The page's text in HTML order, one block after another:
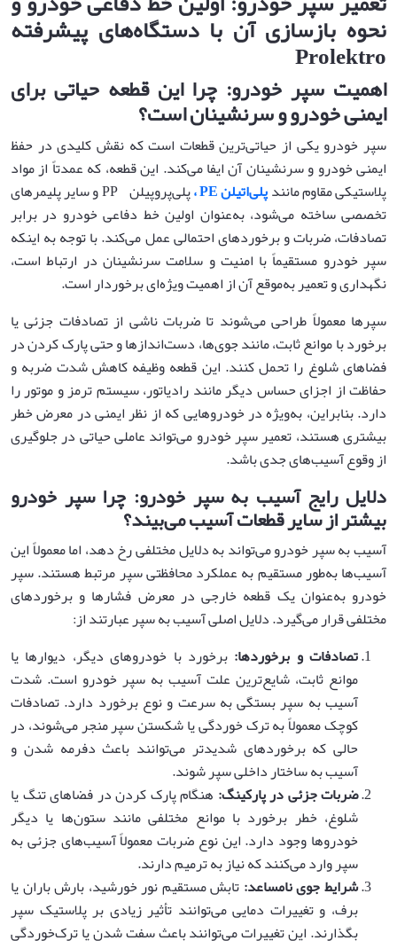
نحوه بازسازی آن با دستگاه‌های پیشرفته
Prolektro
اهمیت سپر خودرو: چرا این قطعه حیاتی برای
ایمنی خودرو و سرنشینان است؟
سپر خودرو یکی از حیاتی‌ترین قطعات است که نقش کلیدی در حفظ
ایمنی خودرو و سرنشینان آن ایفا می‌کند. این قطعه، که عمدتاً از مواد
پلاستیکی مقاوم مانندپلی‌اتیلنPE ،
پلی‌پروپیلن PP و سایر پلیمرهای
تخصصی ساخته می‌شود، به‌عنوان اولین خط دفاعی خودرو در برابر
تصادفات، ضربات و برخوردهای احتمالی عمل می‌کند. با توجه به اینکه
سپر خودرو مستقیماً با امنیت و سلامت سرنشینان در ارتباط است،
نگهداری و تعمیر به‌موقع آن از اهمیت ویژه‌ای برخوردار است.
سپرها معمولاً طراحی می‌شوند تا ضربات ناشی از تصادفات جزئی یا
برخورد با موانع ثابت، مانند جوی‌ها، دست‌اندازها و حتی پارک کردن در
فضاهای شلوغ را تحمل کنند. این قطعه وظیفه کاهش شدت ضربه و
حفاظت از اجزای حساس دیگر مانند رادیاتور، سیستم ترمز و موتور را
دارد. بنابراین، به‌ویژه در خودروهایی که از نظر ایمنی در معرض خطر
بیشتری هستند، تعمیر سپر خودرو می‌تواند عاملی حیاتی در جلوگیری
از وقوع آسیب‌های جدی باشد.
دلایل رایج آسیب به سپر خودرو: چرا سپر خودرو
بیشتر از سایر قطعات آسیب می‌بیند؟
آسیب به سپر خودرو می‌تواند به دلایل مختلفی رخ دهد، اما معمولاً این
آسیب‌ها به‌طور مستقیم به عملکرد محافظتی سپر مرتبط هستند. سپر
خودرو به‌عنوان یک قطعه خارجی در معرض فشارها و برخوردهای
مختلفی قرار می‌گیرد. دلایل اصلی آسیب به سپر عبارتند از:
تصادفات و برخوردها: برخورد با خودروهای دیگر، دیوارها یا
موانع ثابت، شایع‌ترین علت آسیب به سپر خودرو است. شدت
آسیب به سپر بستگی به سرعت و نوع برخورد دارد. تصادفات
کوچک معمولاً به ترک خوردگی یا شکستن سپر منجر می‌شوند، در
حالی که برخوردهای شدیدتر می‌توانند باعث دفرمه شدن و
آسیب به ساختار داخلی سپر شوند.
ضربات جزئی در پارکینگ: هنگام پارک کردن در فضاهای تنگ یا
شلوغ، خطر برخورد با موانع مختلفی مانند ستون‌ها یا دیگر
خودروها وجود دارد. این نوع ضربات معمولاً آسیب‌های جزئی به
سپر وارد می‌کنند که نیاز به ترمیم دارند.
شرایط جوی نامساعد:تابش مستقیم نور خورشید، بارش باران یا
برف، و تغییرات دمایی می‌توانند تأثیر زیادی بر پلاستیک سپر
بگذارند. این تغییرات می‌توانند باعث سفت شدن یا ترک‌خوردگی